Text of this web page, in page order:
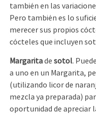
también en las
Pero también es lo
merecer sus propios
cócteles que incluyen
Margaritadesotol.
a uno en un Margarita,
(utilizando licor de
mezcla ya preparada)
oportunidad de apreciar